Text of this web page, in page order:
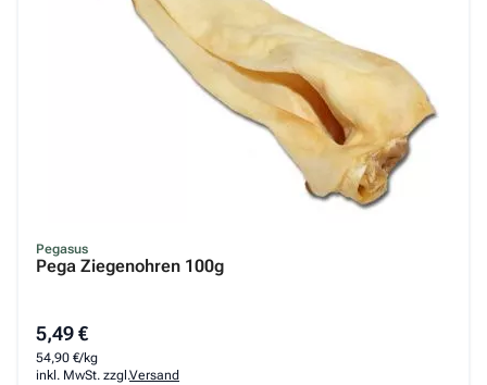
Pegasus
Pega Ziegenohren 100g
5,49 €
54,90 €/kg
inkl. MwSt. zzgl.Versand